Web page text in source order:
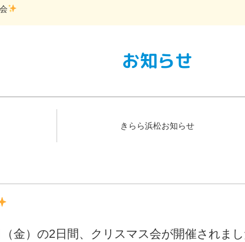
お知らせ
きらら浜松お知らせ
金）の2日間、クリスマス会が開催されま